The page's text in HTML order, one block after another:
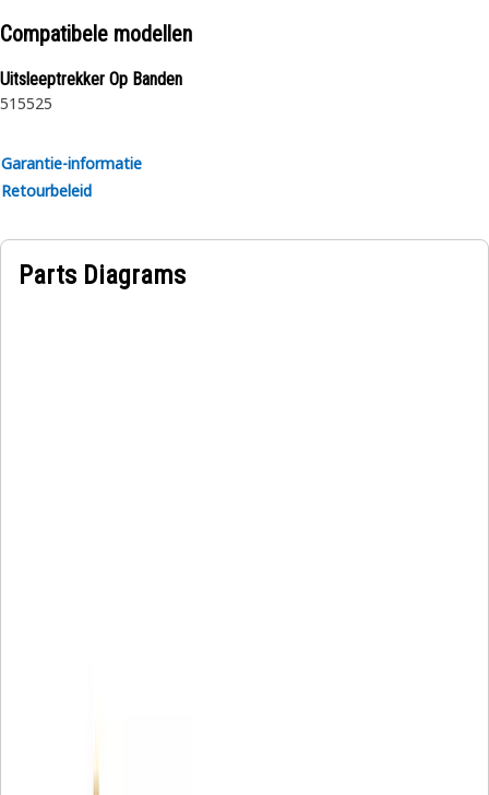
Compatibele modellen
Uitsleeptrekker Op Banden
515525
Garantie-informatie
Retourbeleid
Parts Diagrams